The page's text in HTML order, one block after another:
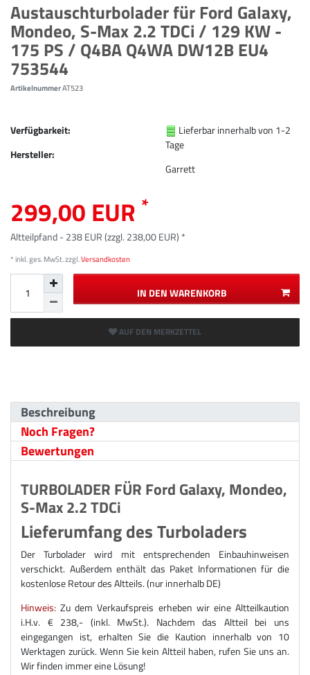
Austauschturbolader für Ford Galaxy,
Mondeo, S-Max 2.2 TDCi / 129 KW -
175 PS / Q4BA Q4WA DW12B EU4
753544
ArtikelnummerAT523
Verfügbarkeit:
Hersteller:
Lieferbar innerhalb von 1-2
Tage
Garrett
299,00 EUR *
Altteilpfand - 238 EUR (zzgl. 238,00 EUR) *
* inkl. ges. MwSt. zzgl.Versandkosten
IN DEN WARENKORB
AUF DEN MERKZETTEL
Beschreibung
Noch Fragen?
Bewertungen
TURBOLADER FÜR Ford Galaxy, Mondeo,
S-Max 2.2 TDCi
Lieferumfang des Turboladers
Der Turbolader wird mit entsprechenden Einbauhinweisen
verschickt. Außerdem enthält das Paket Informationen für die
kostenlose Retour des Altteils. (nur innerhalb DE)
Hinweis: Zu dem Verkaufspreis erheben wir eine Altteilkaution
i.H.v. € 238,- (inkl. MwSt.). Nachdem das Altteil bei uns
eingegangen ist, erhalten Sie die Kaution innerhalb von 10
Werktagen zurück. Wenn Sie kein Altteil haben, rufen Sie uns an.
Wir finden immer eine Lösung!